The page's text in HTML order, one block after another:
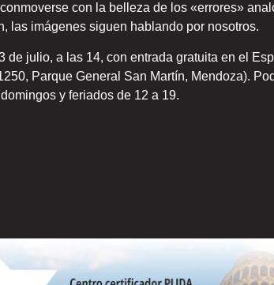
con la belleza de los «errores»
las imágenes siguen hablando por nosotros.
de julio, a las 14, con entrada gratuita en el
Parque General San Martín, Mendoza).
y feriados de 12 a 19.